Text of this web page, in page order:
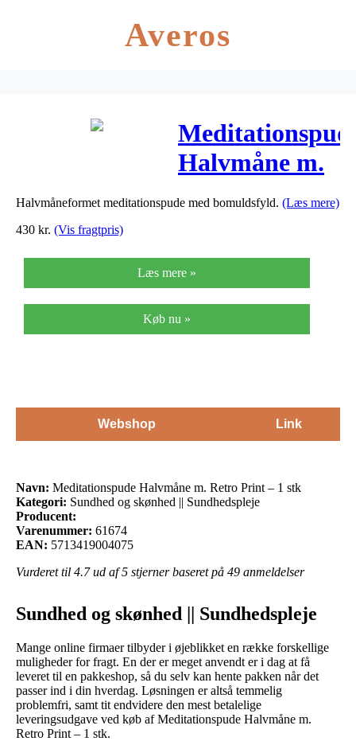
Averos
Halvmåne m.
Retro Print –
Halvmåneformet meditationspude med bomuldsfyld. (Læs mere)
430 kr. (Vis fragtpris)
Læs mere »
Køb nu »
Webshop Link
Navn: Meditationspude Halvmåne m. Retro Print – 1 stk
Kategori: Sundhed og skønhed || Sundhedspleje
Producent:
Varenummer: 61674
EAN: 5713419004075
Vurderet til 4.7ud af 5 stjerner baseret på 49 anmeldelser
Sundhed og skønhed || Sundhedspleje
Mange online firmaer tilbyder i øjeblikket en række forskellige
muligheder for fragt. En der er meget anvendt er i dag at få
leveret til en pakkeshop, så du selv kan hente pakken når det
passer ind i din hverdag. Løsningen er altså temmelig
problemfri, samt tit endvidere den mest betalelige
leveringsudgave ved køb af Meditationspude Halvmåne m.
Retro Print – 1 stk.